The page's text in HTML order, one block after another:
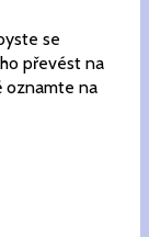
se
převést na
oznamte na